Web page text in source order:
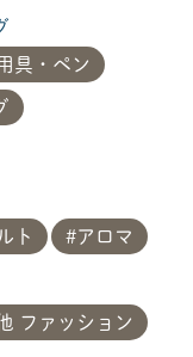
具・ペン
ト アロマ
ファッション